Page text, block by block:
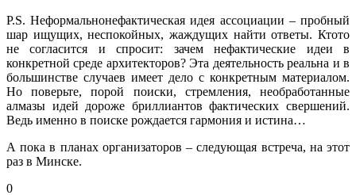
P.S. Неформальнонефактическая идея ассоциации – пробный
шар ищущих, неспокойных, жаждущих найти ответы. Ктото
не согласится и спросит: зачем нефактические идеи в
конкретной среде архитекторов? Эта деятельность реальна и в
большинстве случаев имеет дело с конкретным материалом.
Но поверьте, порой поиски, стремления, необработанные
алмазы идей дороже бриллиантов фактических свершений.
Ведь именно в поиске рождается гармония и истина…
А пока в планах организаторов – следующая встреча, на этот
раз в Минске.
0